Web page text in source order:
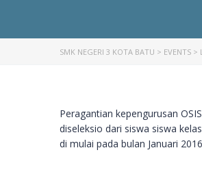
SMK NEGERI 3 KOTA BATU > EVENTS >
Peragantian kepengurusan
diseleksio dari siswa siswa
di mulai pada bulan Januari